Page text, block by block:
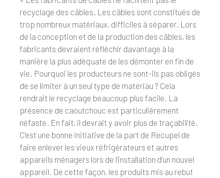
recyclage des câbles. Les câbles sont constitués de
trop nombreux matériaux, difficiles à séparer. Lors
de la conception et de la production des câbles, les
fabricants devraient réfléchir davantage à la
manière la plus adéquate de les démonter en fin de
vie. Pourquoi les producteurs ne sont-ils pas obligés
de se limiter à un seul type de matériau ? Cela
rendrait le recyclage beaucoup plus facile. La
présence de caoutchouc est particulièrement
néfaste. En fait, il devrait y avoir plus de traçabilité.
C’est une bonne initiative de la part de Recupel de
faire enlever les vieux réfrigérateurs et autres
appareils ménagers lors de l’installation d’un nouvel
appareil. De cette façon, les produits mis au rebut